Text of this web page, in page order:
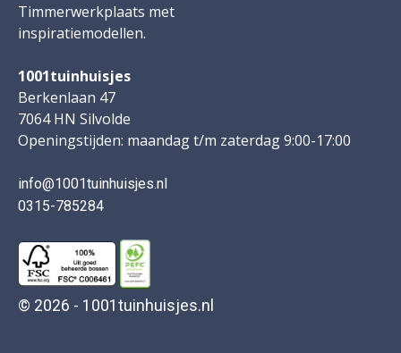
Timmerwerkplaats met
inspiratiemodellen.
1001tuinhuisjes
Berkenlaan 47
7064 HN Silvolde
Openingstijden: maandag t/m zaterdag 9:00-17:00
info@1001tuinhuisjes.nl
0315-785284
© 2026 - 1001tuinhuisjes.nl